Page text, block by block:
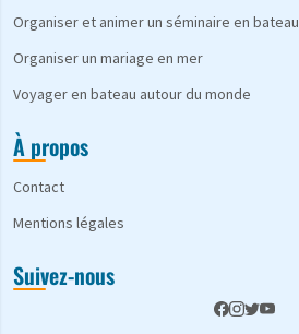
Organiser et animer un séminaire en bateau
Organiser un mariage en mer
Voyager en bateau autour du monde
À propos
Contact
Mentions légales
Suivez-nous